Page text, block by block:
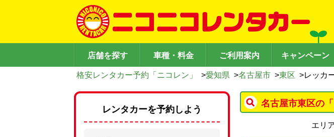
店舗を探す 車種・料金 ご利用案内 キャンペーン
格安レンタカー予約「ニコレン」 >愛知県 >名古屋市 >東区 >レッカ
名古屋市東区の
エリ
レンタカーを予約しよう